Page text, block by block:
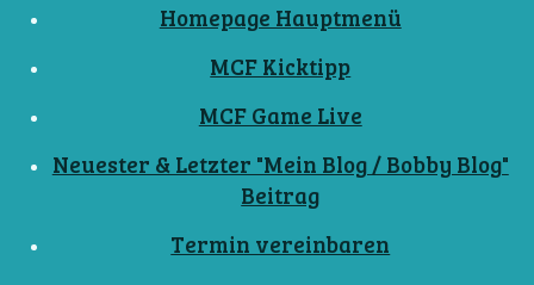
Homepage Hauptmenü
MCF Kicktipp
MCF Game Live
Neuester & Letzter "Mein Blog / Bobby Blog"
Beitrag
Termin vereinbaren